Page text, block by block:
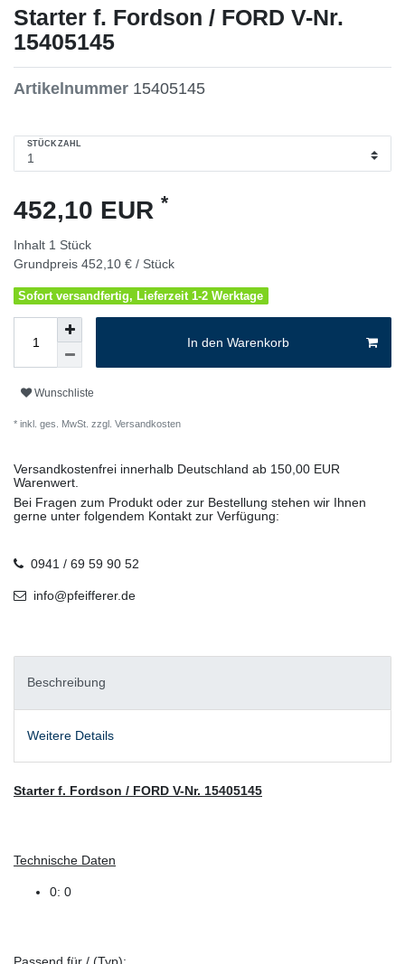
Starter f. Fordson / FORD V-Nr.
15405145
Artikelnummer 15405145
STÜCKZAHL
452,10 EUR *
Inhalt 1 Stück
Grundpreis 452,10 € / Stück
Sofort versandfertig, Lieferzeit 1-2 Werktage
In den Warenkorb
Wunschliste
* inkl. ges. MwSt. zzgl. Versandkosten
Versandkostenfrei innerhalb Deutschland ab 150,00 EUR
Warenwert.
Bei Fragen zum Produkt oder zur Bestellung stehen wir Ihnen
gerne unter folgendem Kontakt zur Verfügung:
0941 / 69 59 90 52
info@pfeifferer.de
Beschreibung
Weitere Details
Starter f. Fordson / FORD V-Nr. 15405145
Technische Daten
0: 0